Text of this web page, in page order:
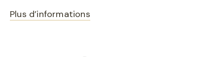
Plus d’informations